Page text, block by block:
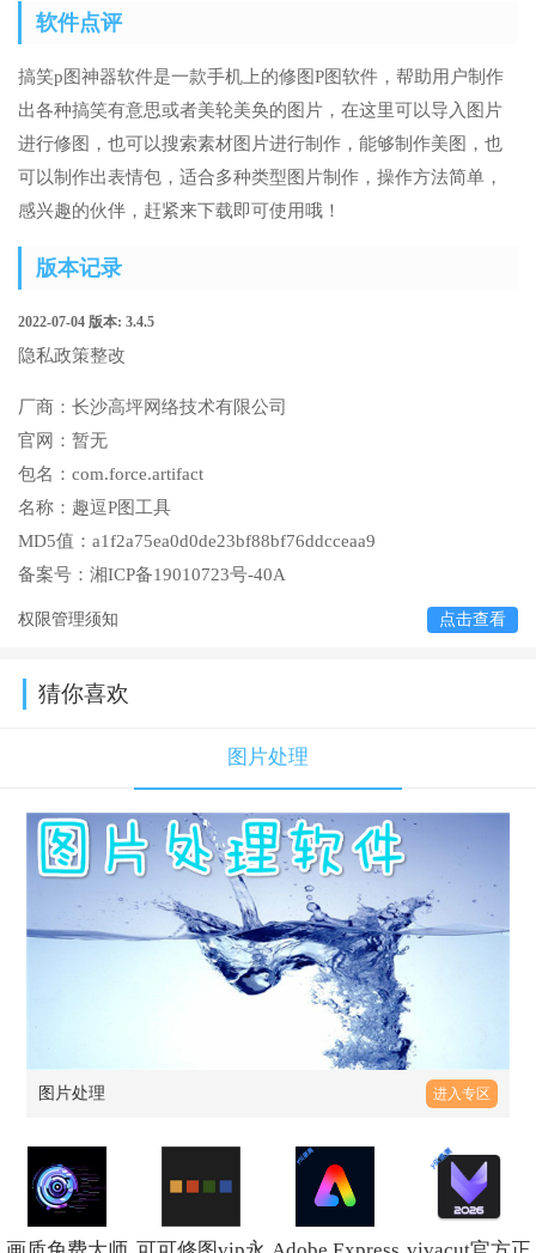
软件点评
搞笑p图神器软件是一款手机上的修图P图软件，帮助用户制作
出各种搞笑有意思或者美轮美奂的图片，在这里可以导入图片
进行修图，也可以搜索素材图片进行制作，能够制作美图，也
可以制作出表情包，适合多种类型图片制作，操作方法简单，
感兴趣的伙伴，赶紧来下载即可使用哦！
版本记录
2022-07-04 版本: 3.4.5
隐私政策整改
厂商： 长沙高坪网络技术有限公司
官网： 暂无
包名： com.force.artifact
名称： 趣逗P图工具
MD5值： a1f2a75ea0d0de23bf88bf76ddcceaa9
备案号： 湘ICP备19010723号-40A
权限管理须知 点击查看
猜你喜欢
图片处理
图片处理 进入专区